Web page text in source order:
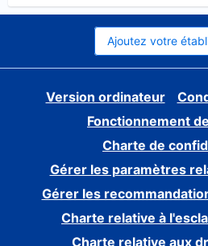
Ajoutez votre
Version ordinateur
Fonctionnement
Charte de
Gérer les paramètres
Gérer les
Charte relative à
Charte relative aux